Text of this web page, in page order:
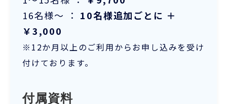
16名様～ ： 10名様追加ごとに ＋
￥3,000
※12か月以上のご利用からお申し込みを受け
付けております。
付属資料